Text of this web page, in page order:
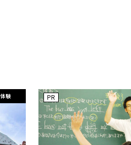
体験 PR